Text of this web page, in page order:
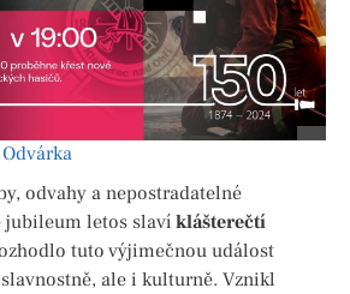
odvahy a nepostradatelné
jubileum letos slaví klášterečtí
tuto výjimečnou událost
ale i kulturně. Vznikl